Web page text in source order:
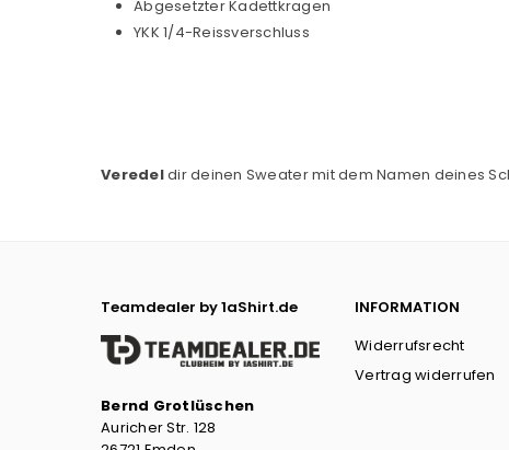
Abgesetzter Kadettkragen
YKK 1/4-Reissverschluss
Veredeldir deinen Sweater mit dem Namen deines
Teamdealer by 1aShirt.de
Bernd Grotlüschen
Auricher Str. 128
INFORMATION
Widerrufsrecht
Vertrag widerrufen